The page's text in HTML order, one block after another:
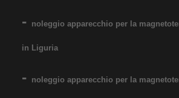
noleggio apparecchio per la
in Liguria
noleggio apparecchio per la